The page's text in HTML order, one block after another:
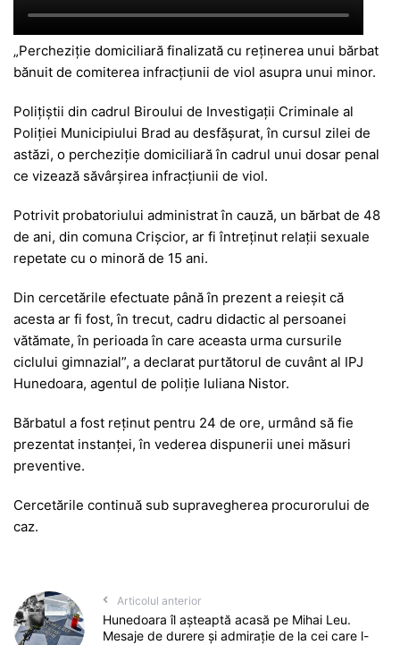
„Percheziție domiciliară finalizată cu reținerea unui bărbat
bănuit de comiterea infracțiunii de viol asupra unui minor.
Polițiștii din cadrul Biroului de Investigații Criminale al
Poliției Municipiului Brad au desfășurat, în cursul zilei de
astăzi, o percheziție domiciliară în cadrul unui dosar penal
ce vizează săvârșirea infracțiunii de viol.
Potrivit probatoriului administrat în cauză, un bărbat de 48
de ani, din comuna Crișcior, ar fi întreținut relații sexuale
repetate cu o minoră de 15 ani.
Din cercetările efectuate până în prezent a reieșit că
acesta ar fi fost, în trecut, cadru didactic al persoanei
vătămate, în perioada în care aceasta urma cursurile
ciclului gimnazial”, a declarat purtătorul de cuvânt al IPJ
Hunedoara, agentul de poliție Iuliana Nistor.
Bărbatul a fost reținut pentru 24 de ore, urmând să fie
prezentat instanței, în vederea dispunerii unei măsuri
preventive.
Cercetările continuă sub supravegherea procurorului de
caz.
Articolul anterior
Hunedoara îl așteaptă acasă pe Mihai Leu.
Mesaje de durere și admirație de la cei care l-